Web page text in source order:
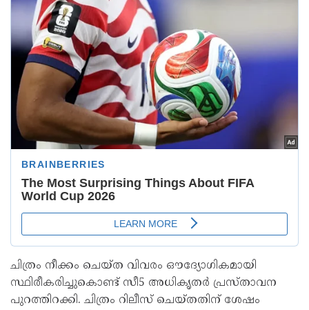
ചിത്രം നീക്കം ചെയ്ത വിവരം ഔദ്യോഗികമായി
സ്ഥിരീകരിച്ചുകൊണ്ട് സീ5 അധികൃതർ പ്രസ്താവന
പുറത്തിറക്കി. ചിത്രം റിലീസ് ചെയ്തതിന് ശേഷം